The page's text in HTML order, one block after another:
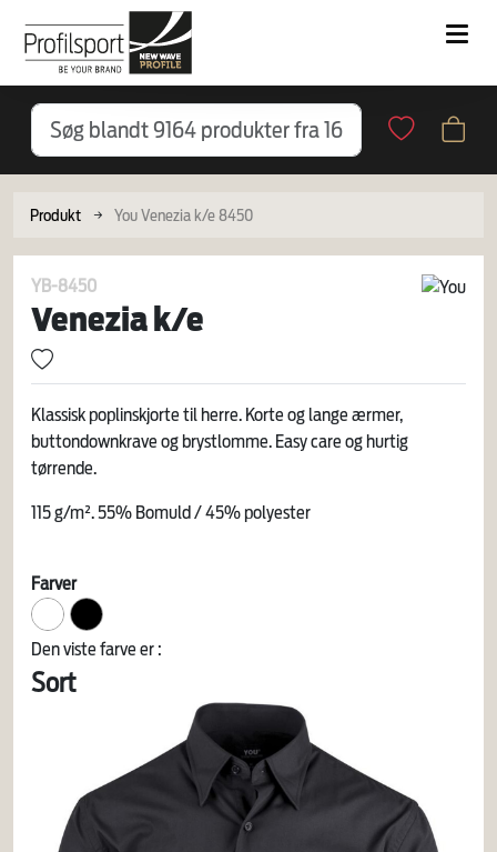
Produkt You Venezia k/e 8450
YB-8450
Venezia k/e
Klassisk poplinskjorte til herre. Korte og lange ærmer,
buttondownkrave og brystlomme. Easy care og hurtig
tørrende.
115 g/m². 55% Bomuld / 45% polyester
Farver
Den viste farve er :
Sort